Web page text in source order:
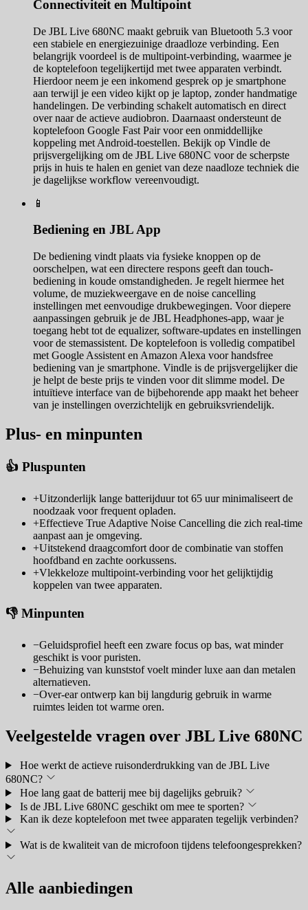
Connectiviteit en Multipoint
De JBL Live 680NC maakt gebruik van Bluetooth 5.3 voor
een stabiele en energiezuinige draadloze verbinding. Een
belangrijk voordeel is de multipoint-verbinding, waarmee je
de koptelefoon tegelijkertijd met twee apparaten verbindt.
Hierdoor neem je een inkomend gesprek op je smartphone
aan terwijl je een video kijkt op je laptop, zonder handmatige
handelingen. De verbinding schakelt automatisch en direct
over naar de actieve audiobron. Daarnaast ondersteunt de
koptelefoon Google Fast Pair voor een onmiddellijke
koppeling met Android-toestellen. Bekijk op Vindle de
prijsvergelijking om de JBL Live 680NC voor de scherpste
prijs in huis te halen en geniet van deze naadloze techniek die
je dagelijkse workflow vereenvoudigt.
📱
Bediening en JBL App
De bediening vindt plaats via fysieke knoppen op de
oorschelpen, wat een directere respons geeft dan touch-
bediening in koude omstandigheden. Je regelt hiermee het
volume, de muziekweergave en de noise cancelling
instellingen met eenvoudige drukbewegingen. Voor diepere
aanpassingen gebruik je de JBL Headphones-app, waar je
toegang hebt tot de equalizer, software-updates en instellingen
voor de stemassistent. De koptelefoon is volledig compatibel
met Google Assistent en Amazon Alexa voor handsfree
bediening van je smartphone. Vindle is de prijsvergelijker die
je helpt de beste prijs te vinden voor dit slimme model. De
intuïtieve interface van de bijbehorende app maakt het beheer
van je instellingen overzichtelijk en gebruiksvriendelijk.
Plus- en minpunten
👍 Pluspunten
+Uitzonderlijk lange batterijduur tot 65 uur minimaliseert de
noodzaak voor frequent opladen.
+Effectieve True Adaptive Noise Cancelling die zich real-time
aanpast aan je omgeving.
+Uitstekend draagcomfort door de combinatie van stoffen
hoofdband en zachte oorkussens.
+Vlekkeloze multipoint-verbinding voor het gelijktijdig
koppelen van twee apparaten.
👎 Minpunten
−Geluidsprofiel heeft een zware focus op bas, wat minder
geschikt is voor puristen.
−Behuizing van kunststof voelt minder luxe aan dan metalen
alternatieven.
−Over-ear ontwerp kan bij langdurig gebruik in warme
ruimtes leiden tot warme oren.
Veelgestelde vragen over JBL Live 680NC
Hoe werkt de actieve ruisonderdrukking van de JBL Live
680NC?
Hoe lang gaat de batterij mee bij dagelijks gebruik?
Is de JBL Live 680NC geschikt om mee te sporten?
Kan ik deze koptelefoon met twee apparaten tegelijk verbinden?
Wat is de kwaliteit van de microfoon tijdens telefoongesprekken?
Alle aanbiedingen